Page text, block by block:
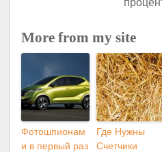
More from my site
Фотошпионам
и в первый раз
Где Нужны
Счетчики